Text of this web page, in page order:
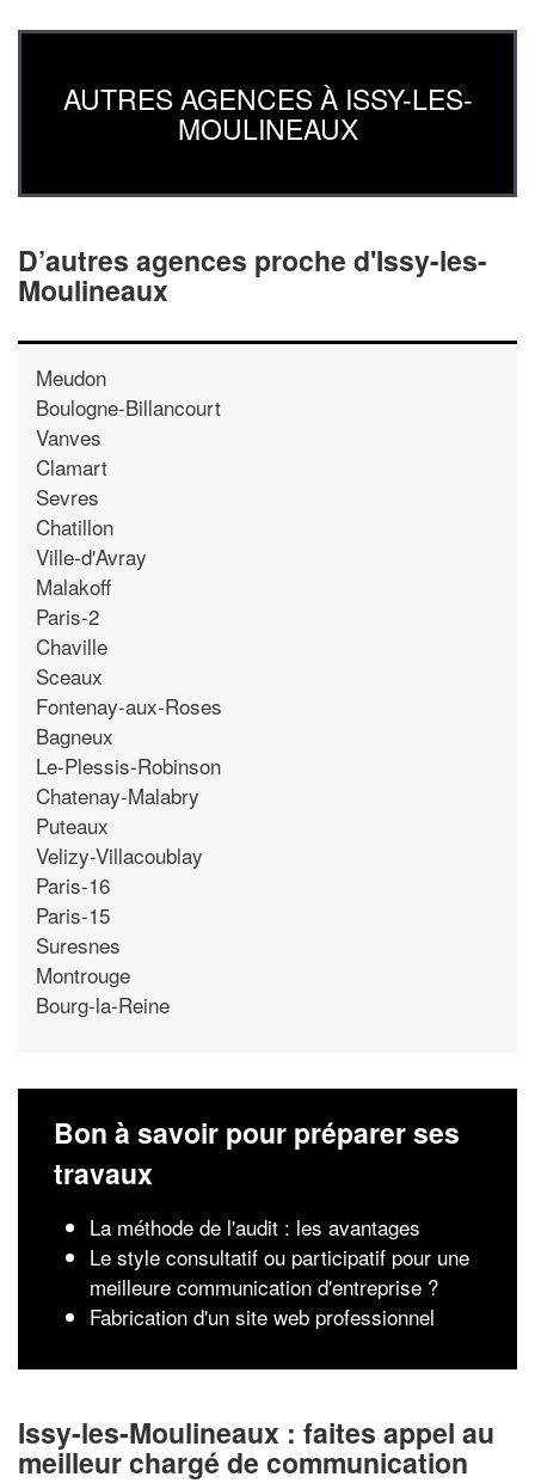
AUTRES AGENCES À ISSY-LES-
MOULINEAUX
D’autres agences proche d'Issy-les-
Moulineaux
Meudon
Boulogne-Billancourt
Vanves
Clamart
Sevres
Chatillon
Ville-d'Avray
Malakoff
Paris-2
Chaville
Sceaux
Fontenay-aux-Roses
Bagneux
Le-Plessis-Robinson
Chatenay-Malabry
Puteaux
Velizy-Villacoublay
Paris-16
Paris-15
Suresnes
Montrouge
Bourg-la-Reine
Bon à savoir pour préparer ses
travaux
La méthode de l'audit : les avantages
Le style consultatif ou participatif pour une
meilleure communication d'entreprise ?
Fabrication d'un site web professionnel
Issy-les-Moulineaux : faites appel au
meilleur chargé de communication